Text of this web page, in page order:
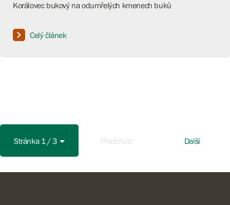
Korálovec bukový na odumřelých kmenech buků
Celý článek
Stránka 1 / 3 Předchozí Další